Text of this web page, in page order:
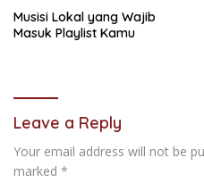
Musisi Lokal yang Wajib
Masuk Playlist Kamu
Leave a Reply
Your email address will not be
marked *